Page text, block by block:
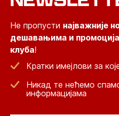
Не пропусти најважније
дешавањима и
клуба!
Кратки имејлови за
Никад те нећемо
информацијама